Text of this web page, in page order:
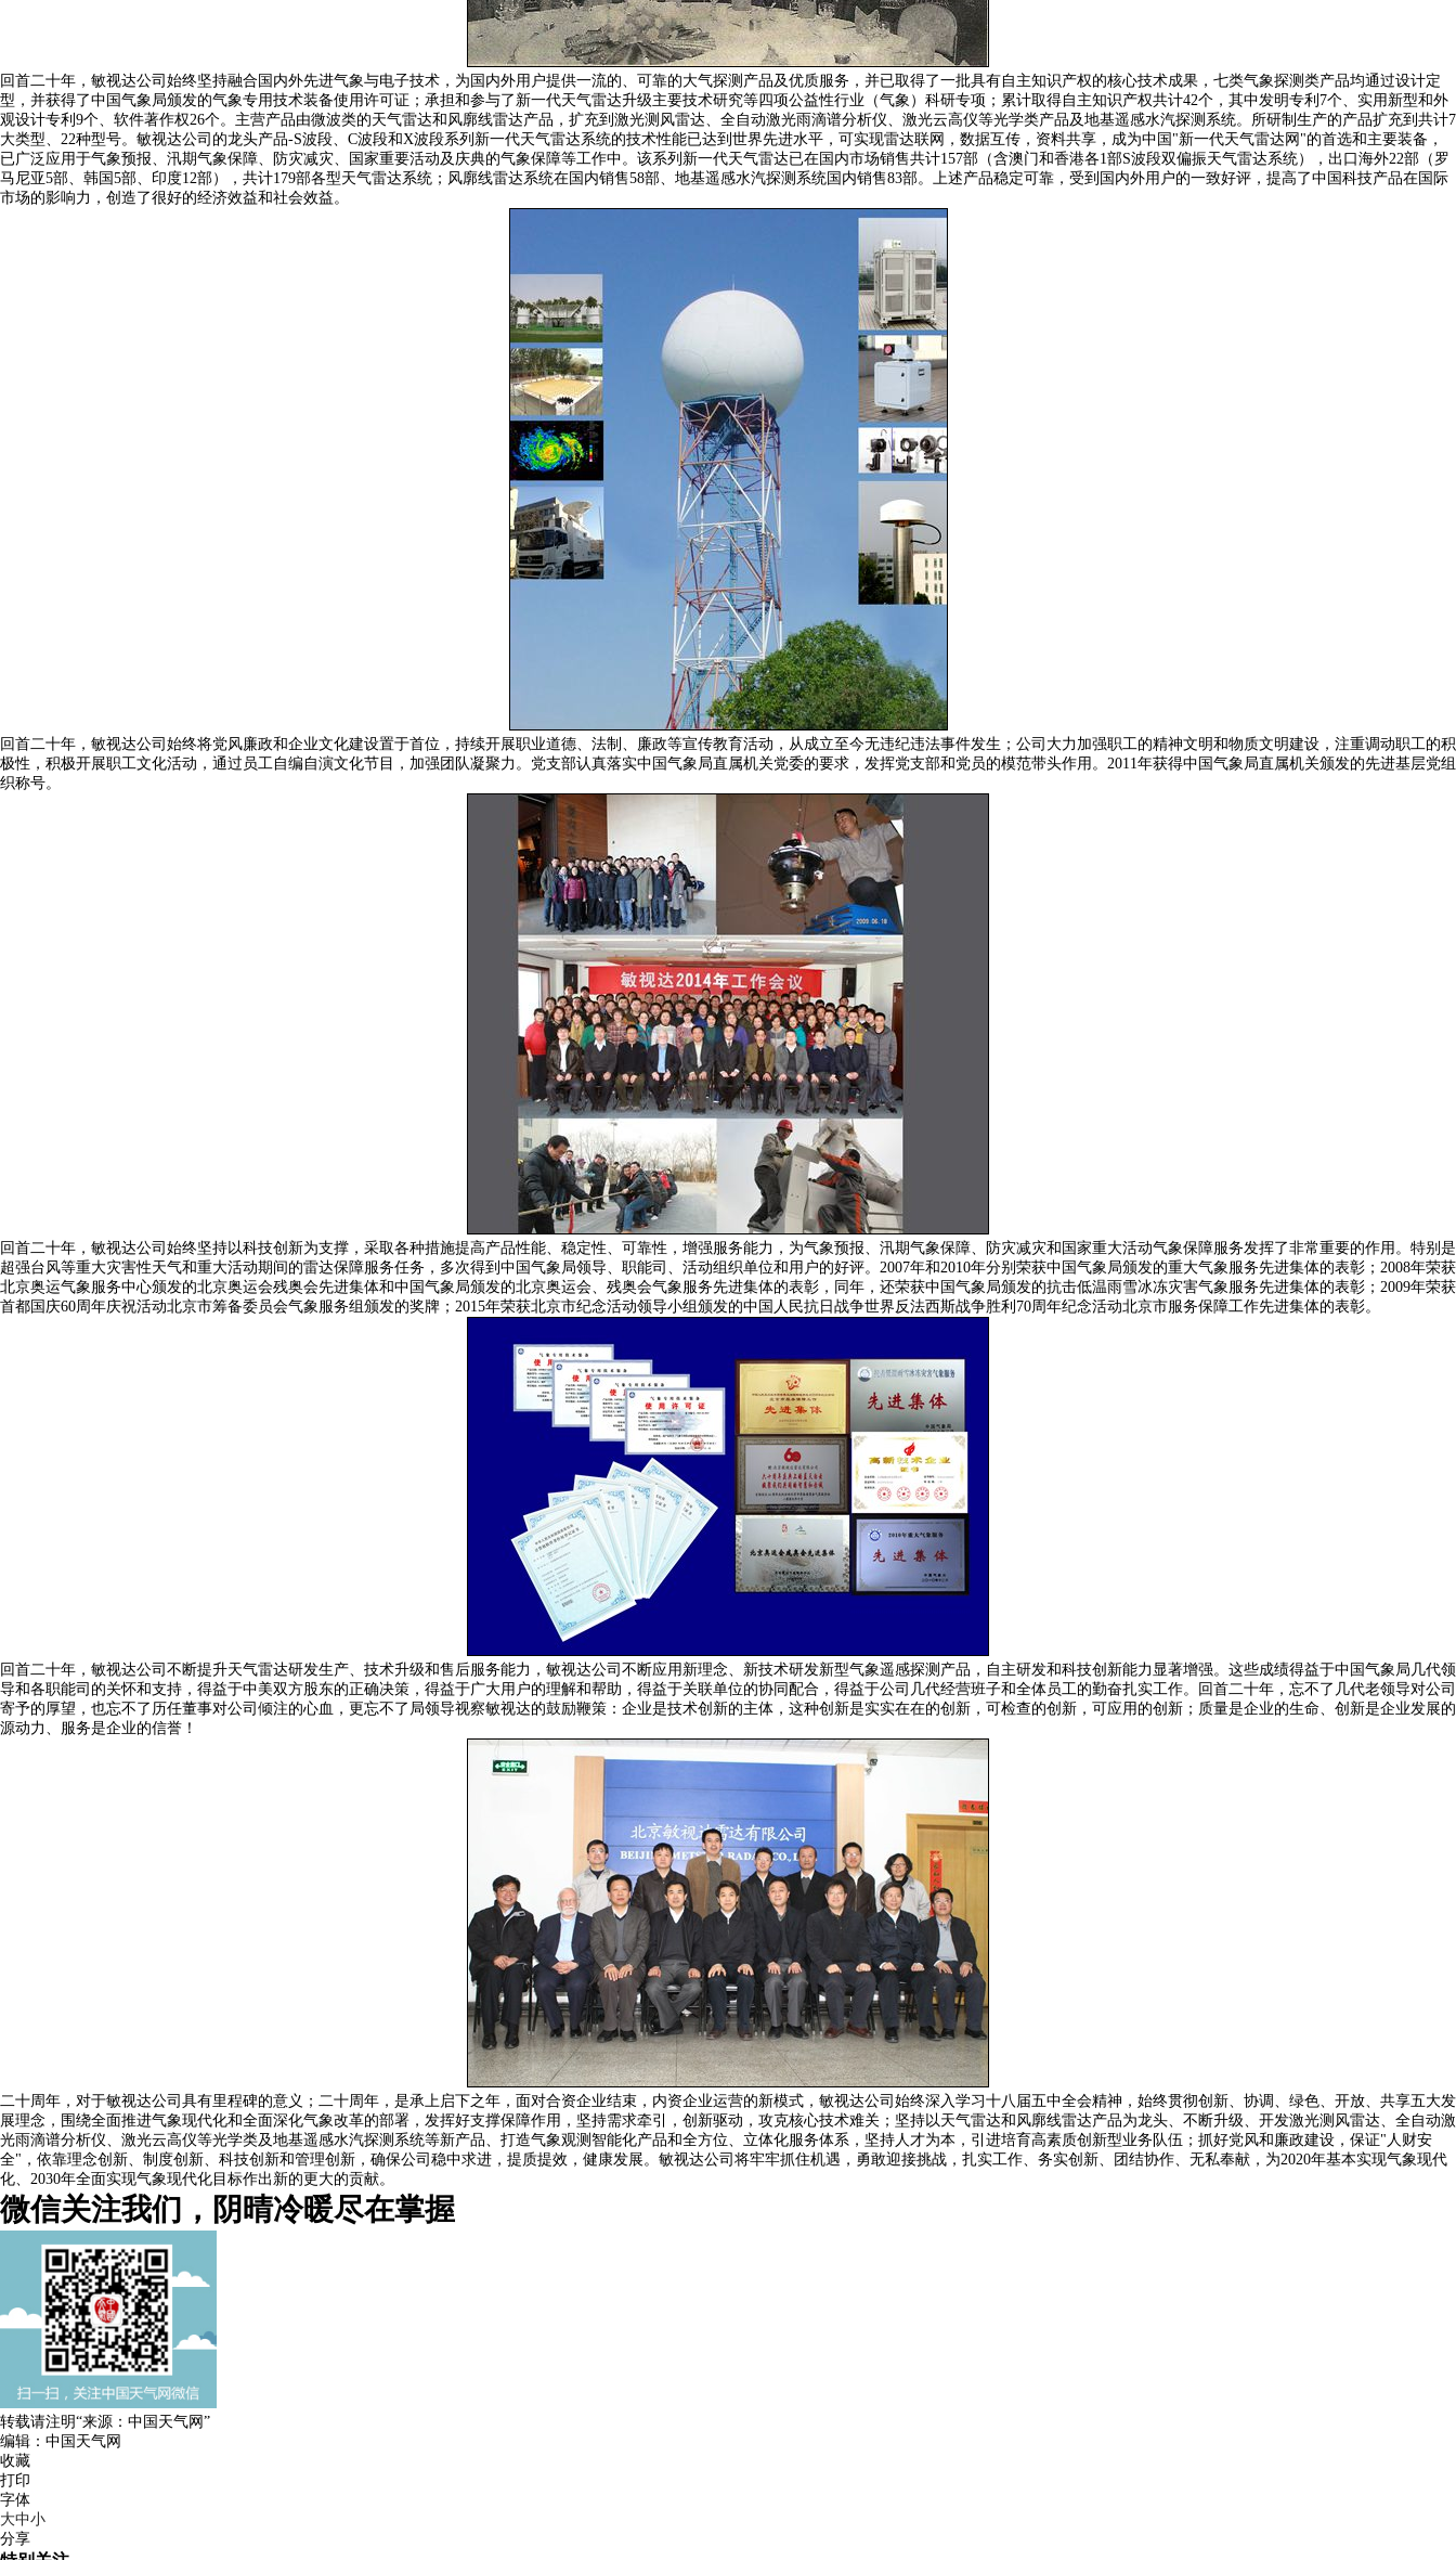
回首二十年，敏视达公司始终坚持融合国内外先进气象与电子技术，为国内外用户提供一流的、可靠的大气探测产品及优质服务，并已取得了一批具有自主知识产权的核心技术成果，七类气象探测类产品均通过设计定
型，并获得了中国气象局颁发的气象专用技术装备使用许可证；承担和参与了新一代天气雷达升级主要技术研究等四项公益性行业（气象）科研专项；累计取得自主知识产权共计42个，其中发明专利7个、实用新型和外
观设计专利9个、软件著作权26个。主营产品由微波类的天气雷达和风廓线雷达产品，扩充到激光测风雷达、全自动激光雨滴谱分析仪、激光云高仪等光学类产品及地基遥感水汽探测系统。所研制生产的产品扩充到共计7
大类型、22种型号。敏视达公司的龙头产品-S波段、C波段和X波段系列新一代天气雷达系统的技术性能已达到世界先进水平，可实现雷达联网，数据互传，资料共享，成为中国"新一代天气雷达网"的首选和主要装备，
已广泛应用于气象预报、汛期气象保障、防灾减灾、国家重要活动及庆典的气象保障等工作中。该系列新一代天气雷达已在国内市场销售共计157部（含澳门和香港各1部S波段双偏振天气雷达系统），出口海外22部（罗
马尼亚5部、韩国5部、印度12部），共计179部各型天气雷达系统；风廓线雷达系统在国内销售58部、地基遥感水汽探测系统国内销售83部。上述产品稳定可靠，受到国内外用户的一致好评，提高了中国科技产品在国际
市场的影响力，创造了很好的经济效益和社会效益。
回首二十年，敏视达公司始终将党风廉政和企业文化建设置于首位，持续开展职业道德、法制、廉政等宣传教育活动，从成立至今无违纪违法事件发生；公司大力加强职工的精神文明和物质文明建设，注重调动职工的积
极性，积极开展职工文化活动，通过员工自编自演文化节目，加强团队凝聚力。党支部认真落实中国气象局直属机关党委的要求，发挥党支部和党员的模范带头作用。2011年获得中国气象局直属机关颁发的先进基层党组
织称号。
回首二十年，敏视达公司始终坚持以科技创新为支撑，采取各种措施提高产品性能、稳定性、可靠性，增强服务能力，为气象预报、汛期气象保障、防灾减灾和国家重大活动气象保障服务发挥了非常重要的作用。特别是
超强台风等重大灾害性天气和重大活动期间的雷达保障服务任务，多次得到中国气象局领导、职能司、活动组织单位和用户的好评。2007年和2010年分别荣获中国气象局颁发的重大气象服务先进集体的表彰；2008年荣获
北京奥运气象服务中心颁发的北京奥运会残奥会先进集体和中国气象局颁发的北京奥运会、残奥会气象服务先进集体的表彰，同年，还荣获中国气象局颁发的抗击低温雨雪冰冻灾害气象服务先进集体的表彰；2009年荣获
首都国庆60周年庆祝活动北京市筹备委员会气象服务组颁发的奖牌；2015年荣获北京市纪念活动领导小组颁发的中国人民抗日战争世界反法西斯战争胜利70周年纪念活动北京市服务保障工作先进集体的表彰。
回首二十年，敏视达公司不断提升天气雷达研发生产、技术升级和售后服务能力，敏视达公司不断应用新理念、新技术研发新型气象遥感探测产品，自主研发和科技创新能力显著增强。这些成绩得益于中国气象局几代领
导和各职能司的关怀和支持，得益于中美双方股东的正确决策，得益于广大用户的理解和帮助，得益于关联单位的协同配合，得益于公司几代经营班子和全体员工的勤奋扎实工作。回首二十年，忘不了几代老领导对公司
寄予的厚望，也忘不了历任董事对公司倾注的心血，更忘不了局领导视察敏视达的鼓励鞭策：企业是技术创新的主体，这种创新是实实在在的创新，可检查的创新，可应用的创新；质量是企业的生命、创新是企业发展的
源动力、服务是企业的信誉！
二十周年，对于敏视达公司具有里程碑的意义；二十周年，是承上启下之年，面对合资企业结束，内资企业运营的新模式，敏视达公司始终深入学习十八届五中全会精神，始终贯彻创新、协调、绿色、开放、共享五大发
展理念，围绕全面推进气象现代化和全面深化气象改革的部署，发挥好支撑保障作用，坚持需求牵引，创新驱动，攻克核心技术难关；坚持以天气雷达和风廓线雷达产品为龙头、不断升级、开发激光测风雷达、全自动激
光雨滴谱分析仪、激光云高仪等光学类及地基遥感水汽探测系统等新产品、打造气象观测智能化产品和全方位、立体化服务体系，坚持人才为本，引进培育高素质创新型业务队伍；抓好党风和廉政建设，保证"人财安
全"，依靠理念创新、制度创新、科技创新和管理创新，确保公司稳中求进，提质提效，健康发展。敏视达公司将牢牢抓住机遇，勇敢迎接挑战，扎实工作、务实创新、团结协作、无私奉献，为2020年基本实现气象现代
化、2030年全面实现气象现代化目标作出新的更大的贡献。
微信关注我们，阴晴冷暖尽在掌握
转载请注明“来源：中国天气网”
编辑：中国天气网
收藏
打印
字体
大中小
分享